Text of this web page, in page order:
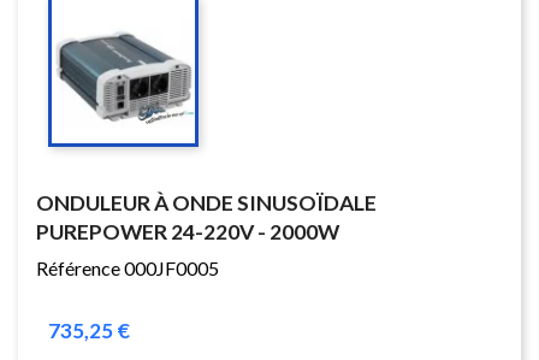
ONDULEUR À ONDE SINUSOÏDALE
PUREPOWER 24-220V - 2000W
Référence 000JF0005
735,25 €